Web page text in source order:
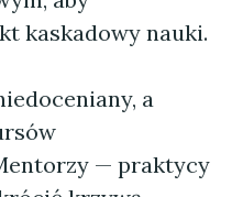
kaskadowy nauki.
a
— praktycy